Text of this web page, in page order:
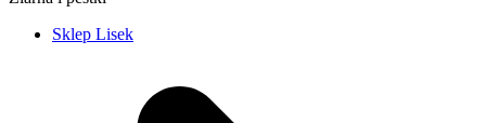
Sklep Lisek